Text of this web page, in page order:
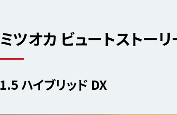
ミツオカ ビュートストーリ
1.5 ハイブリッド DX